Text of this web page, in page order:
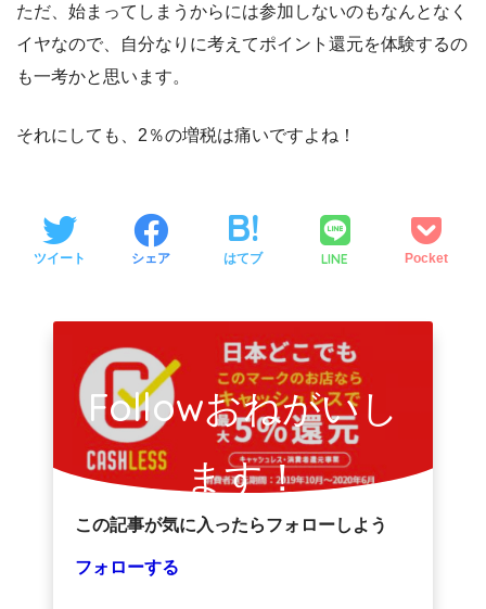
ただ、始まってしまうからには参加しないのもなんとなく
イヤなので、自分なりに考えてポイント還元を体験するの
も一考かと思います。
それにしても、2％の増税は痛いですよね！
ツイート シェア はてブ LINE Pocket
Followおねがいし
ます！
この記事が気に入ったらフォローしよう
フォローする